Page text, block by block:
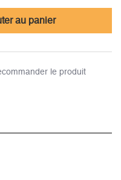
au panier
le produit